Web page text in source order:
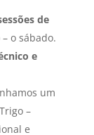
de
o sábado.
e
um
–
e